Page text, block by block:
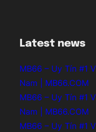
Latest news
MB66 – Uy Tín #1
Nam | MB66.COM
MB66 – Uy Tín #1
Nam | MB66.COM
MB66 – Uy Tín #1